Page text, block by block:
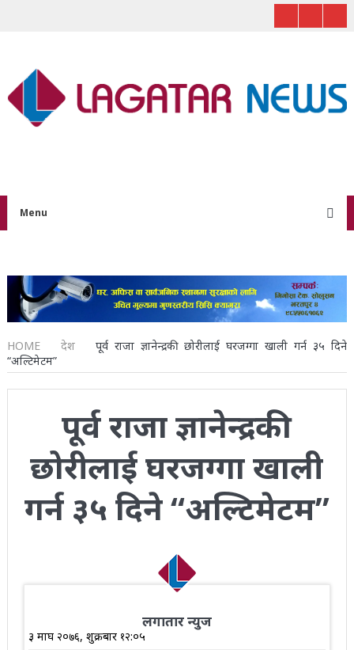
Menu
HOME देश
पूर्व राजा ज्ञानेन्द्रकी छोरीलाई घरजग्गा खाली गर्न ३५ दिने
“अल्टिमेटम”
पूर्व राजा ज्ञानेन्द्रकी
छोरीलाई घरजग्गा खाली
गर्न ३५ दिने “अल्टिमेटम”
लगातार न्युज
३ माघ २०७६, शुक्रबार १२:०५